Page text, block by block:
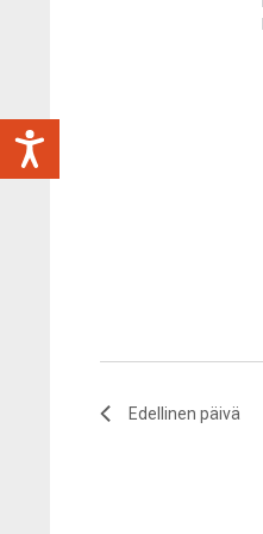
Edellinen päivä